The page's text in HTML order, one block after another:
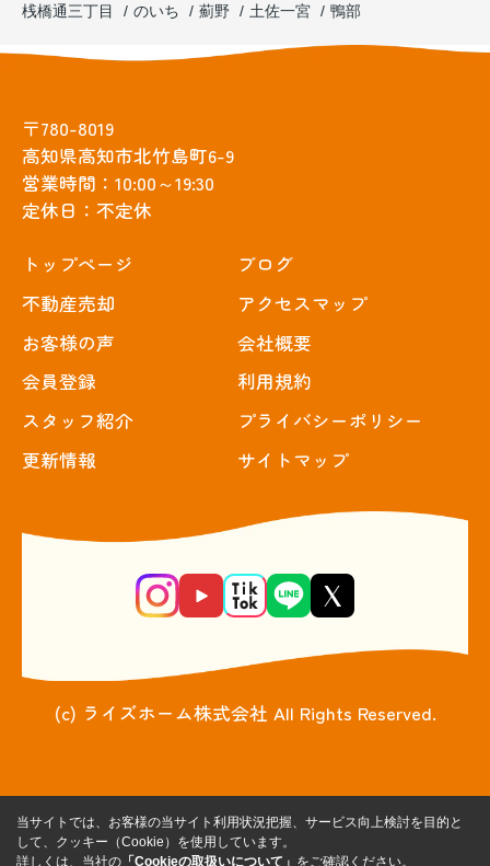
桟橋通三丁目
のいち 薊野 土佐一宮 鴨部
〒780-8019
高知県高知市北竹島町6-9
営業時間：10:00～19:30
定休日：不定休
トップぺージ
不動産売却
お客様の声
会員登録
スタッフ紹介
更新情報
ブログ
アクセスマップ
会社概要
利用規約
プライバシーポリシー
サイトマップ
(c) ライズホーム株式会社 All Rights Reserved.
当サイトでは、お客様の当サイト利用状況把握、サービス向上検討を目的と
して、クッキー（Cookie）を使用しています。
詳しくは、当社の 「Cookieの取扱いについて」 をご確認ください。